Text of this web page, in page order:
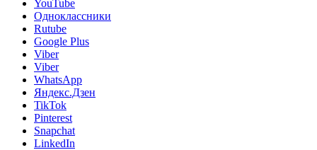
YouTube
Одноклассники
Rutube
Google Plus
Viber
Viber
WhatsApp
Яндекс.Дзен
TikTok
Pinterest
Snapchat
LinkedIn